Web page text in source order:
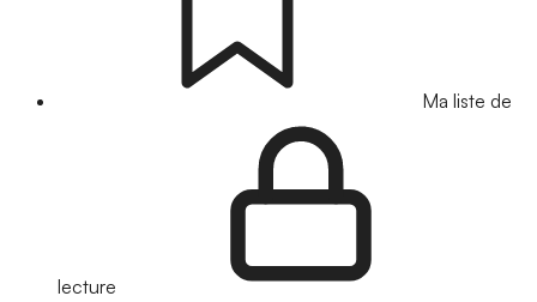
Ma liste de
lecture